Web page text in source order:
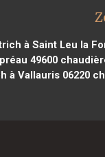
à Saint Leu la
49600
à Vallauris 06220